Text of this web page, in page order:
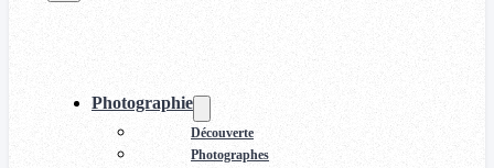
Photographie
Découverte
Photographes